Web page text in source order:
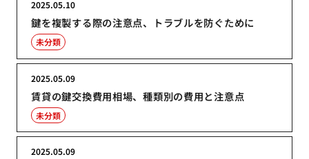
鍵を複製する際の注意点、トラブルを防ぐために
2025.05.10
未分類
賃貸の鍵交換費用相場、種類別の費用と注意点
2025.05.09
未分類
2025.05.09